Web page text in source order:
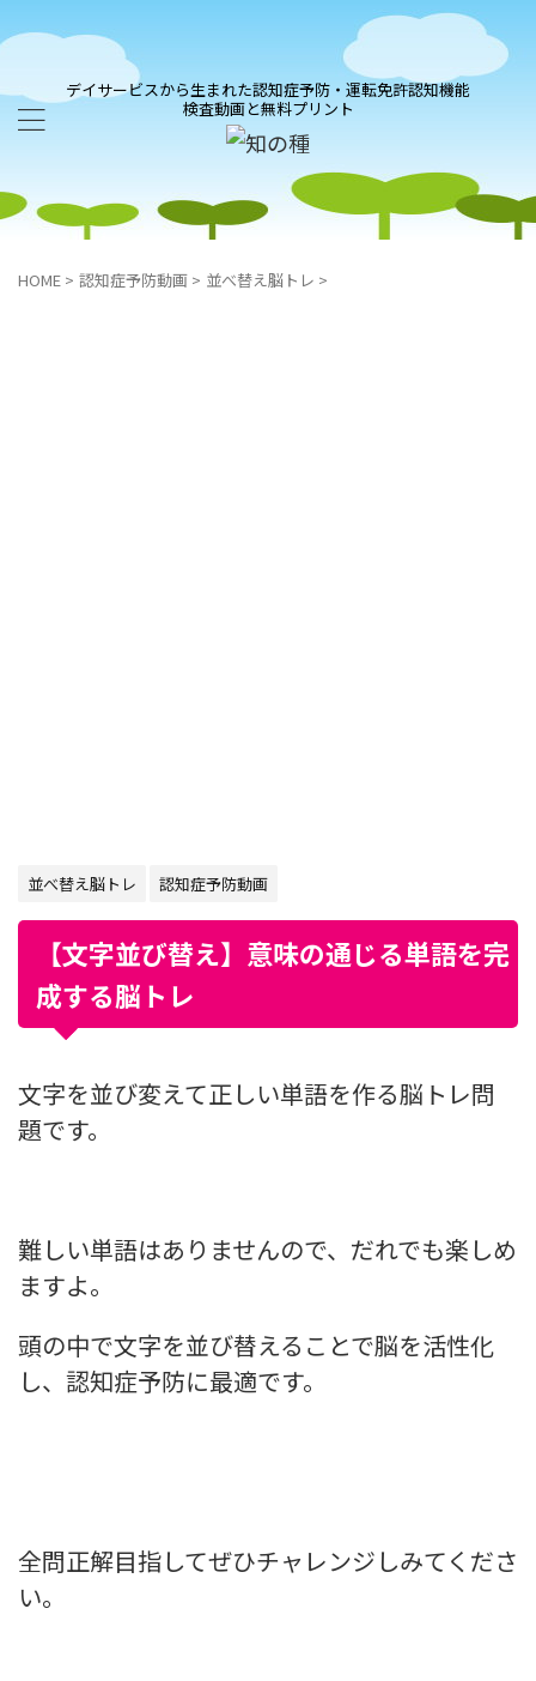
デイサービスから生まれた認知症予防・運転免許認知機能
検査動画と無料プリント
HOME > 認知症予防動画 > 並べ替え脳トレ >
並べ替え脳トレ 認知症予防動画
【文字並び替え】意味の通じる単語を完
成する脳トレ
文字を並び変えて正しい単語を作る脳トレ問
題です。
難しい単語はありませんので、だれでも楽しめ
ますよ。
頭の中で文字を並び替えることで脳を活性化
し、認知症予防に最適です。
全問正解目指してぜひチャレンジしみてくださ
い。